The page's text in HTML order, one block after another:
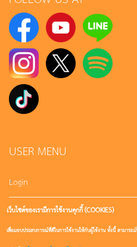
USER MENU
Login
Sign up
เว็บไซต์ของเรามีการใช้งานคุกกี้ (COOKIES)
เพื่อมอบประสบการณ์ที่ดีในการใช้งานให้กับผู้ใช้งาน ทั้งนี้ สามารถ